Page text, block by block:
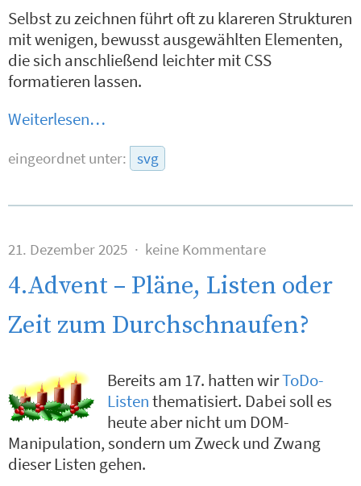
Selbst zu zeichnen führt oft zu klareren Strukturen
mit wenigen, bewusst ausgewählten Elementen,
die sich anschließend leichter mit CSS
formatieren lassen.
Weiterlesen…
eingeordnet unter: svg
21. Dezember 2025 keine Kommentare
4.Advent – Pläne, Listen oder
Zeit zum Durchschnaufen?
Bereits am 17. hatten wirToDo-
Listenthematisiert. Dabei soll es
heute aber nicht um DOM-
Manipulation, sondern um Zweck und Zwang
dieser Listen gehen.